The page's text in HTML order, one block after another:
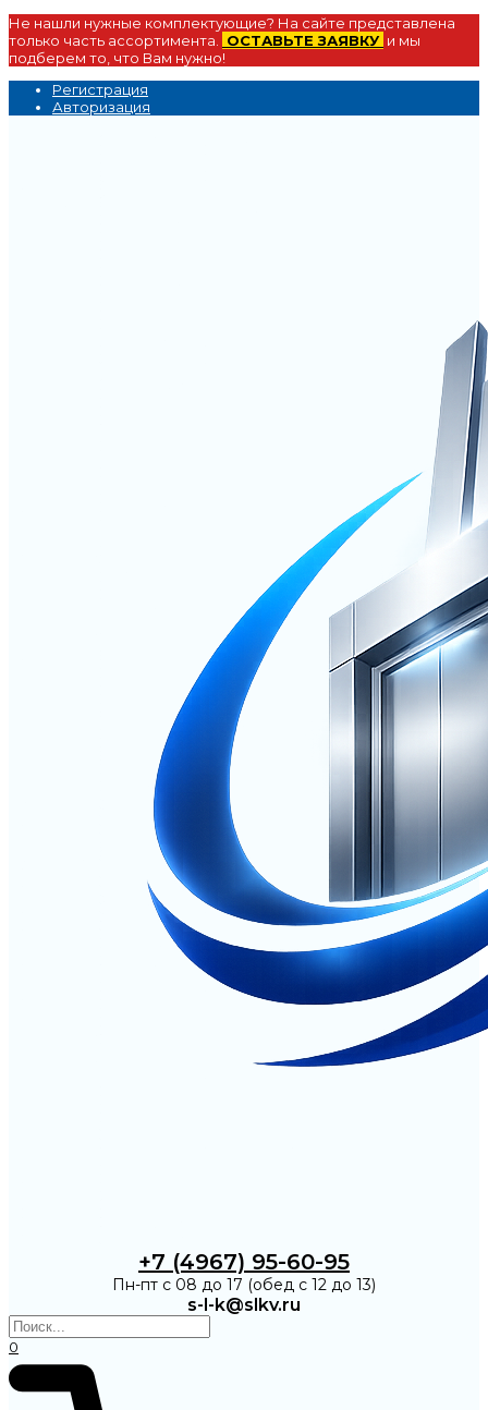
Не нашли нужные комплектующие? На сайте представлена
только часть ассортимента.
ОСТАВЬТЕ ЗАЯВКУ и мы
подберем то, что Вам нужно!
Регистрация
Авторизация
+7 (4967) 95-60-95
Пн-пт с 08 до 17 (обед с 12 до 13)
s-l-k@slkv.ru
0